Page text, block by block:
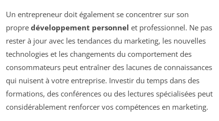
Un entrepreneur doit également se concentrer sur son
propre développement personnel et professionnel. Ne pas
rester à jour avec les tendances du marketing, les nouvelles
technologies et les changements du comportement des
consommateurs peut entraîner des lacunes de connaissances
qui nuisent à votre entreprise. Investir du temps dans des
formations, des conférences ou des lectures spécialisées peut
considérablement renforcer vos compétences en marketing.